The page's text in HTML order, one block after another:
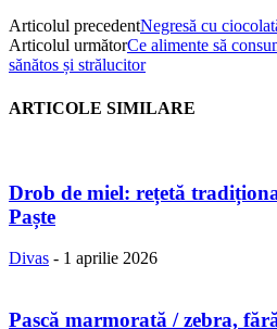
Articolul precedentNegresă cu
Articolul următorCe alimente să
sănătos și strălucitor
ARTICOLE SIMILARE
Drob de miel: rețetă
Paște
Divas - 1 aprilie 2026
Pască marmorată / zebra,